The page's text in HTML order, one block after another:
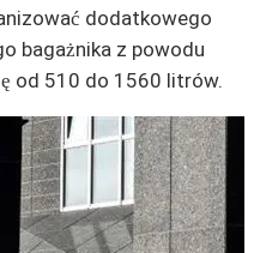
dodatkowego
bagażnika z powodu
od 510 do 1560 litrów.